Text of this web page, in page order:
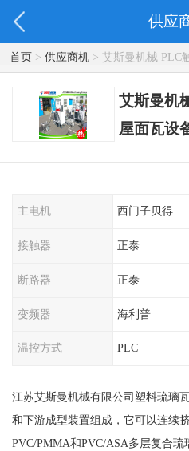
供应
首页> 供应商机> 艾斯曼机械 PLC
瓦生产设备
艾斯曼机
屋面瓦设
主电机 西门子贝得
接触器 正泰
断路器 正泰
变频器 海利普
温控方式 PLC
江苏艾斯曼机械有限公司塑料琉璃
和下游成型装置组成，它可以连续
PVC/PMMA和PVC/ASA多层复合琉